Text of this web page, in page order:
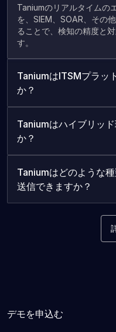
Taniumのリアルタイムの
を、SIEM、SOAR、その
ることで、検知の精度と
す。
TaniumはITSMプラッ
か？
Taniumはハイブリッ
か？
Taniumはどのような
送信できますか？
デモを申込む